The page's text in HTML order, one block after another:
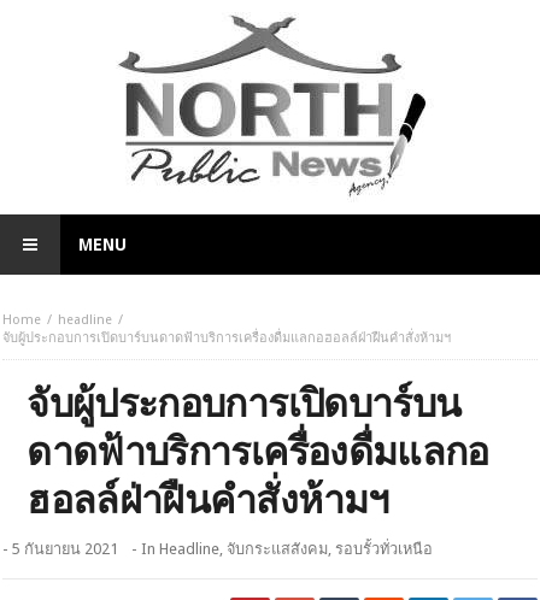
MENU
Home
headline
จับผู้ประกอบการเปิดบาร์บนดาดฟ้าบริการเครื่องดื่มแลกอฮอลล์ฝ่าฝืนคำสั่งห้ามฯ
จับผู้ประกอบการเปิดบาร์บน
ดาดฟ้าบริการเครื่องดื่มแลกอ
ฮอลล์ฝ่าฝืนคำสั่งห้ามฯ
- 5 กันยายน 2021 - InHeadline, จับกระแสสังคม, รอบรั้วทั่วเหนือ